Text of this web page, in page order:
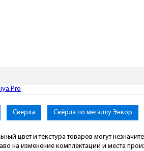
Сверла Свёрла по металлу Энкор
цвет и текстура товаров могут
на изменение комплектации и места